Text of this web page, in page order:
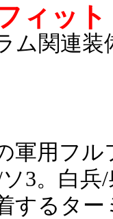
ィット
ム関連装
軍用フ
ソ3。白兵
するタ